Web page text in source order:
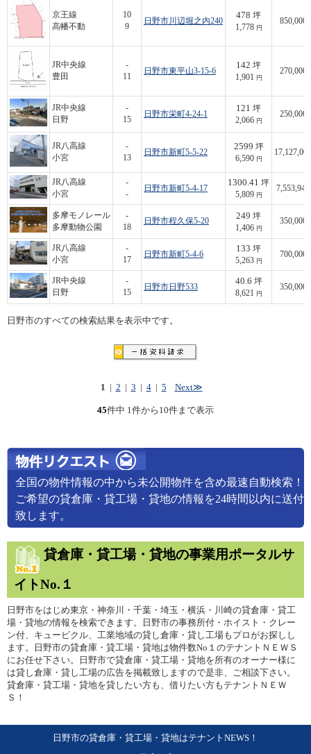
全国の物件情報の中から未公開物件を含め最速自動検索！
ご希望の貸倉庫・貸工場・貸地の情報を24時間以内に送付
致します。
京王線
高幡不動
10
9
日野市川辺堀之内240
478 坪
1,778 円
850,000
JR中央線
豊田
-
11
日野市東平山3-15-6
142 坪
1,901 円
270,000
JR中央線
日野
-
15
日野市栄町4-24-1
121 坪
2,066 円
250,000
JR八高線
小宮
-
13
日野市新町5-5-22
2599 坪
6,590 円
17,127,000
JR八高線
小宮
-
-
日野市新町5-4-17
1300.41 坪
5,809 円
7,553,948
多摩モノレール
多摩動物公園
-
18
日野市程久保5-20
249 坪
1,406 円
350,000
JR八高線
小宮
-
17
日野市新町5-4-6
133 坪
5,263 円
700,000
JR中央線
日野
-
15
日野市日野533
40.6 坪
8,621 円
350,000
日野市のすべての検索結果を表示中です。
1 2 3 4| 5 Next≫
45件中 1件から10件まで表示
貸倉庫・貸工場・貸地の事業用ポータルサ
イトNo.１
日野市をはじめ東京・神奈川・千葉・埼玉・横浜・川崎の貸倉庫・貸工
場・貸地の情報を検索できます。日野市の事務所付・ホイスト・クレー
ン付、キュービクル、工業地域の貸し倉庫・貸し工場もプロがお探しし
ます。日野市の貸倉庫・貸工場・貸地は物件数No１のテナントＮＥＷＳ
にお任せ下さい。日野市で貸倉庫・貸工場・貸地を所有のオーナー様に
は貸し倉庫・貸し工場の広告を掲載致しますので是非、ご相談下さい。
貸倉庫・貸工場・貸地を貸したい方も、借りたい方もテナントＮＥＷ
Ｓ！
日野市の貸倉庫・貸工場・貸地はテナントNEWS！